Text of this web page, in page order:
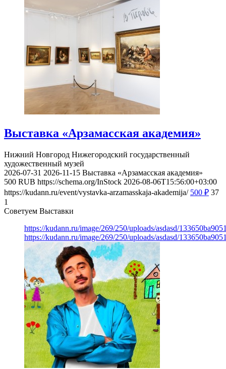
Выставка «Арзамасская академия»
Нижний Новгород Нижегородский государственный
художественный музей
2026-07-31 2026-11-15 Выставка «Арзамасская академия»
500 RUB https://schema.org/InStock 2026-08-06T15:56:00+03:00
https://kudann.ru/event/vystavka-arzamasskaja-akademija/ 500 ₽ 37
1
Советуем Выставки
https://kudann.ru/image/269/250/uploads/asdasd/
https://kudann.ru/image/269/250/uploads/asdasd/